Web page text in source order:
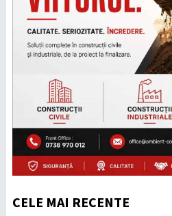
CELE MAI RECENTE